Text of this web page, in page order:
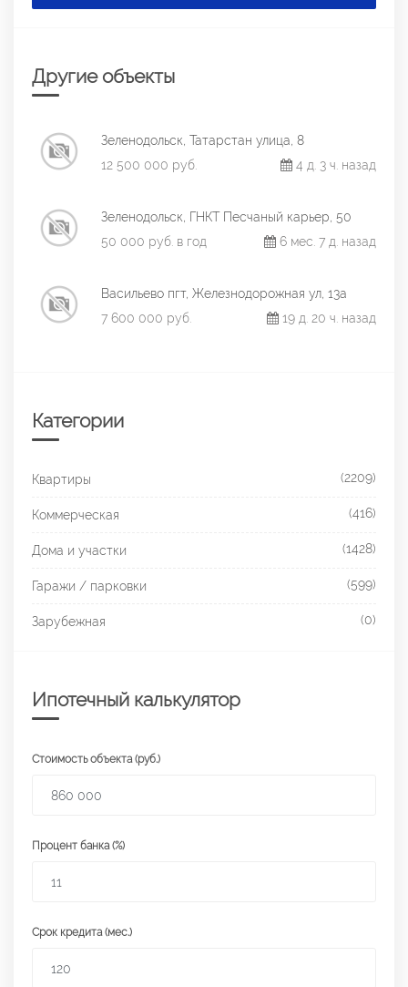
Другие объекты
Зеленодольск, Татарстан улица, 8
12 500 000 руб.
4 д. 3 ч. назад
Зеленодольск, ГНКТ Песчаный карьер, 50
50 000 руб. в год
6 мес. 7 д. назад
Васильево пгт, Железнодорожная ул, 13а
7 600 000 руб.
19 д. 20 ч. назад
Категории
Квартиры (2209)
Коммерческая (416)
Дома и участки (1428)
Гаражи / парковки (599)
Зарубежная (0)
Ипотечный калькулятор
Стоимость объекта (руб.)
Процент банка (%)
Срок кредита (мес.)